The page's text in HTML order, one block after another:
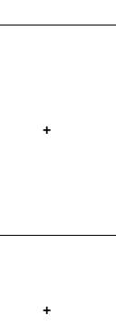
+
+